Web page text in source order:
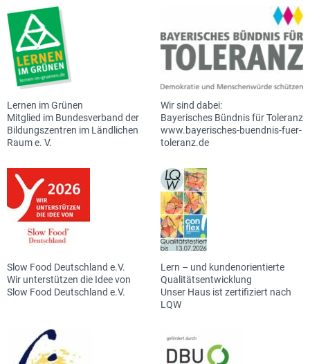
Lernen im Grünen
Mitglied im Bundesverband der
Bildungszentren im Ländlichen
Raum e. V.
Wir sind dabei:
Bayerisches Bündnis für Toleranz
www.bayerisches-buendnis-fuer-
toleranz.de
Slow Food Deutschland e.V.
Wir unterstützen die Idee von
Slow Food Deutschland e.V.
Lern – und kundenorientierte
Qualitätsentwicklung
Unser Haus ist zertifiziert nach
LQW